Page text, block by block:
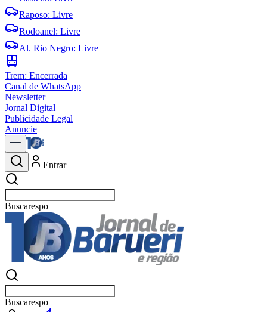
Raposo: Livre
Rodoanel: Livre
Al. Rio Negro: Livre
Trem: Encerrada
Canal de WhatsApp
Newsletter
Jornal Digital
Publicidade Legal
Anuncie
Entrar
Buscarnot
Buscarnot